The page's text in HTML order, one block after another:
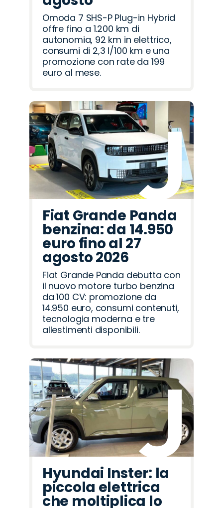
Omoda 7 SHS-P Plug-in Hybrid
offre fino a 1.200 km di
autonomia, 92 km in elettrico,
consumi di 2,3 l/100 km e una
promozione con rate da 199
euro al mese.
Fiat Grande Panda
benzina: da 14.950
euro fino al 27
agosto 2026
Fiat Grande Panda debutta con
il nuovo motore turbo benzina
da 100 CV: promozione da
14.950 euro, consumi contenuti,
tecnologia moderna e tre
allestimenti disponibili.
Hyundai Inster: la
piccola elettrica
che moltiplica lo